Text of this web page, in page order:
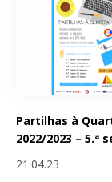
Partilhas à
2022/2023 – 5.ª
21.04.23